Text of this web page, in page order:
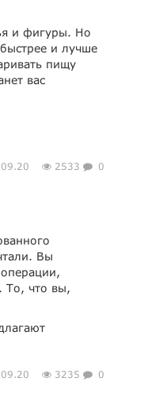
и фигуры. Но
и лучше
пищу
вас
2533 0
Вы
То, что вы,
3235 0